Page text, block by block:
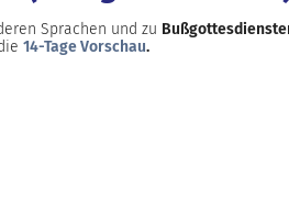
Sprachen und zu
14-Tage Vorschau.